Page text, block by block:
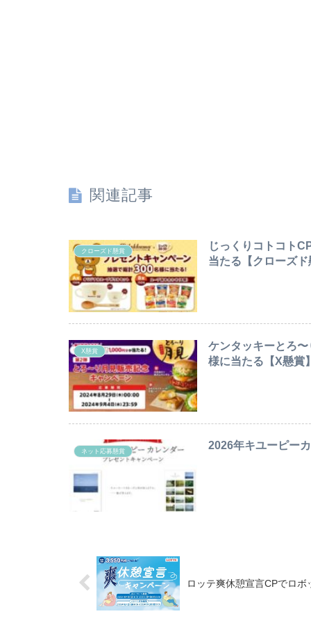
関連記事
クローズド懸賞
じっくりコトコト
当たる【クローズ
X懸賞
ケンタッキーとろ
様に当たる【X懸賞
ネット応募懸賞 2026年キユーピー
ロッテ爽休憩宣言CPでロ